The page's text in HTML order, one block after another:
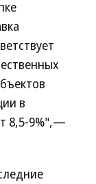
в
8,5-9%",—